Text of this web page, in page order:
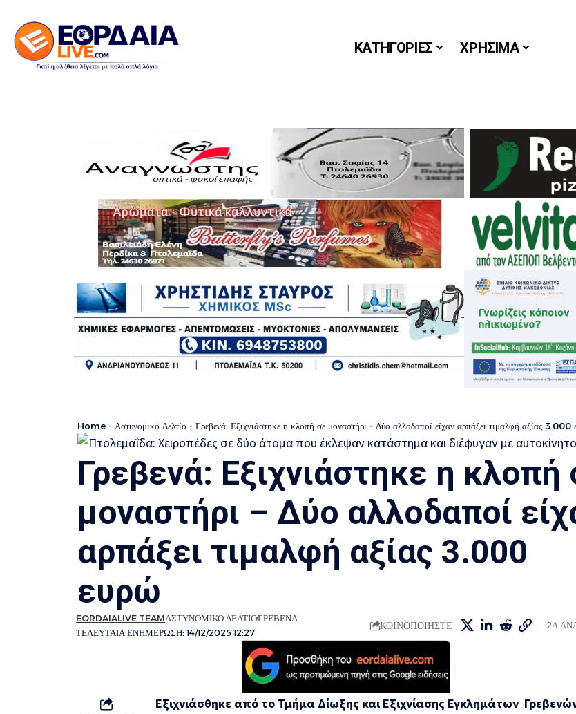
ΚΑΤΗΓΟΡΙΕΣ ΧΡΗΣΙΜΑ
Home - Αστυνομικό Δελτίο - Γρεβενά: Εξιχνιάστηκε η κλοπή σε μοναστήρι – Δύο αλλοδαποί είχαν αρπάξει τιμαλφή αξίας 3.000
Γρεβενά: Εξιχνιάστηκε η κλοπή
μοναστήρι – Δύο αλλοδαποί
αρπάξει τιμαλφή αξίας 3.000
ευρώ
ΤΕΛΕΥΤΑΙΑ ΕΝΗΜΕΡΩΣΗ: 14/12/2025 12:27
EORDAIALIVE TEAMΑΣΤΥΝΟΜΙΚΟ ΔΕΛΤΙΟΓΡΕΒΕΝΑ
ΚΟΙΝΟΠΟΙΗΣΤΕ 2Λ
Εξιχνιάσθηκε από το Τμήμα Δίωξης και Εξιχνίασης Εγκλημάτων